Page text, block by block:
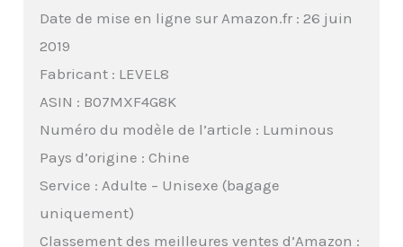
Date de mise en ligne sur Amazon.fr : 26 juin
2019
Fabricant : LEVEL8
ASIN : B07MXF4G8K
Numéro du modèle de l’article : Luminous
Pays d’origine : Chine
Service : Adulte – Unisexe (bagage
uniquement)
Classement des meilleures ventes d’Amazon :